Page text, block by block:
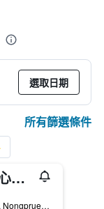
選取日期
所有篩選條件
芭達雅中心智選假日飯店
293/16 Moo 10, Nongprue, Banglamung, 芭達雅, 泰國